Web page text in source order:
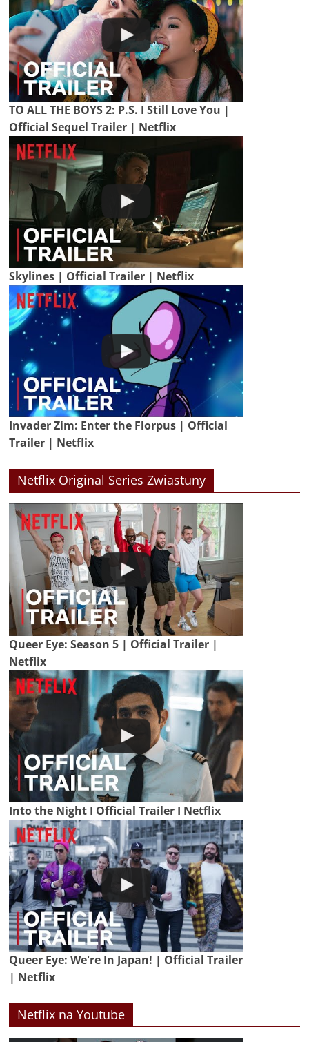
TO ALL THE BOYS 2: P.S. I Still Love You |
Official Sequel Trailer | Netflix
Skylines | Official Trailer | Netflix
Invader Zim: Enter the Florpus | Official
Trailer | Netflix
Netflix Original Series Zwiastuny
Queer Eye: Season 5 | Official Trailer |
Netflix
Into the Night I Official Trailer I Netflix
Queer Eye: We're In Japan! | Official Trailer
| Netflix
Netflix na Youtube